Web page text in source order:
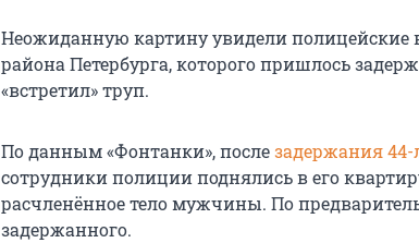
Неожиданную картину увидели полицейские
района Петербурга, которого пришлось
«встретил» труп.
По данным «Фонтанки», послезадержания
сотрудники полиции поднялись в его
расчленённое тело мужчины. По
задержанного.